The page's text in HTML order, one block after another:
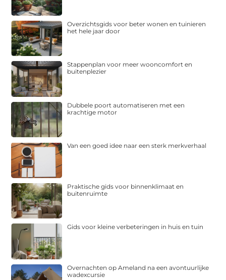
Overzichtsgids voor beter wonen en tuinieren
het hele jaar door
Stappenplan voor meer wooncomfort en
buitenplezier
Dubbele poort automatiseren met een
krachtige motor
Van een goed idee naar een sterk merkverhaal
Praktische gids voor binnenklimaat en
buitenruimte
Gids voor kleine verbeteringen in huis en tuin
Overnachten op Ameland na een avontuurlijke
wadexcursie